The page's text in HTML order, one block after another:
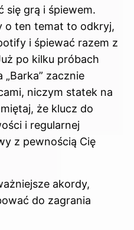
się grą i śpiewem.
o ten temat to odkryj,
i śpiewać razem z
po kilku próbach
„Barka” zacznie
niczym statek na
że klucz do
i regularnej
z pewnością Cię
akordy,
do zagrania